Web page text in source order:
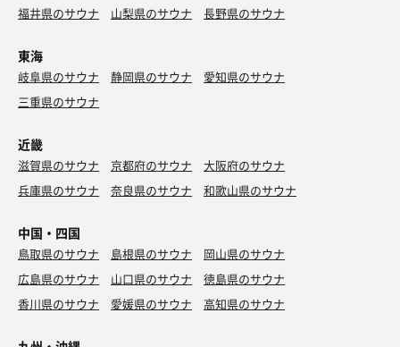
福井県のサウナ
山梨県のサウナ 長野県のサウナ
東海
岐阜県のサウナ 静岡県のサウナ
愛知県のサウナ
三重県のサウナ
近畿
滋賀県のサウナ 京都府のサウナ
大阪府のサウナ
兵庫県のサウナ
奈良県のサウナ 和歌山県のサウナ
中国・四国
鳥取県のサウナ 島根県のサウナ
岡山県のサウナ
広島県のサウナ
山口県のサウナ
徳島県のサウナ
香川県のサウナ
愛媛県のサウナ 高知県のサウナ